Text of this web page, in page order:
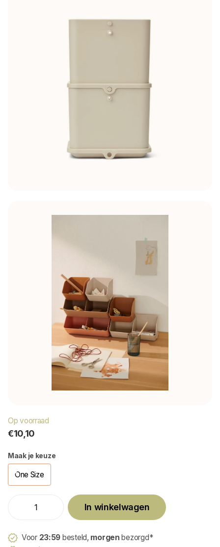
Op voorraad
€10,10
Maak je keuze
One Size
In winkelwagen
Voor 23:59 besteld, morgen bezorgd*